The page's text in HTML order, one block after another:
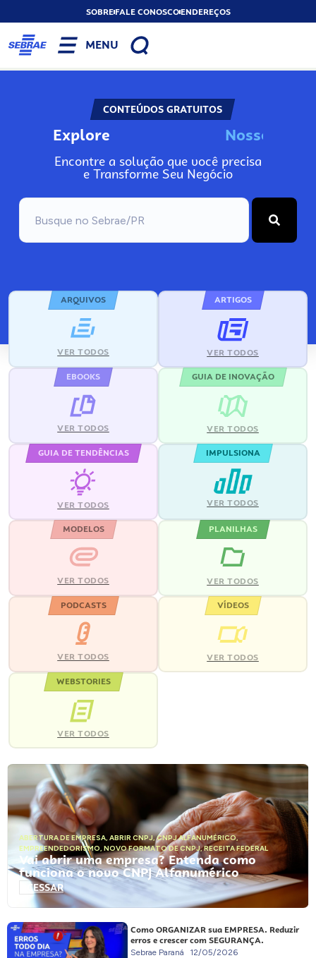
SOBREFALE CONOSCOENDEREÇOS
MENU
CONTEÚDOS GRATUITOS
Explore Noss
Encontre a solução que você precisa
e Transforme Seu Negócio
ARQUIVOS
VER TODOS
ARTIGOS
VER TODOS
EBOOKS
VER TODOS
GUIA DE INOVAÇÃO
VER TODOS
GUIA DE TENDÊNCIAS
VER TODOS
IMPULSIONA
VER TODOS
MODELOS
VER TODOS
PLANILHAS
VER TODOS
PODCASTS
VER TODOS
VÍDEOS
VER TODOS
WEBSTORIES
VER TODOS
ABERTURA DE EMPRESA, ABRIR CNPJ,CNPJ ALFANUMÉRICO,
EMPREENDEDORISMO, NOVO FORMATO DE CNPJ,RECEITA FEDERAL
Vai abrir uma empresa? Entenda como
funciona o novo CNPJ Alfanumérico
ACESSAR
Como ORGANIZAR sua EMPRESA. Reduzir
erros e crescer com SEGURANÇA.
Sebrae Paraná 12/05/2026